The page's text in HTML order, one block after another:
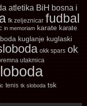
atletika BiH bosna i
fk zeljeznicar fudbal
in memoriam karate karate
kuglanje kuglaski
okk spars ok
utakmica
tenis tk sloboda tsk